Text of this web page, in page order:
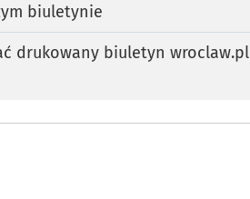
biuletynie
drukowany biuletyn wroclaw.pl